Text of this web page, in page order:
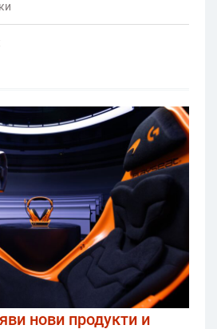
нови продукти и